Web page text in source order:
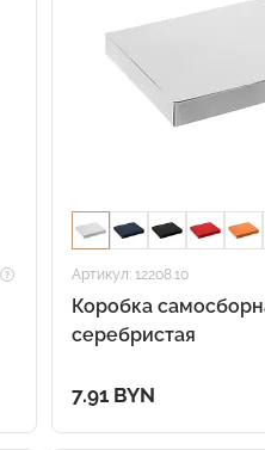
Артикул: 12208.10
Коробка
серебристая
7.91 BYN